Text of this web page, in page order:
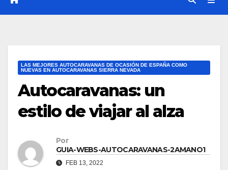
LAS MEJORES AUTOCARAVANAS DE OCASIÓN DE ESPAÑA COMO
NUEVAS EN AUTOCARAVANAS SIERRA NEVADA
Autocaravanas: un
estilo de viajar al alza
Por
GUIA-WEBS-AUTOCARAVANAS-2AMANO1
FEB 13, 2022